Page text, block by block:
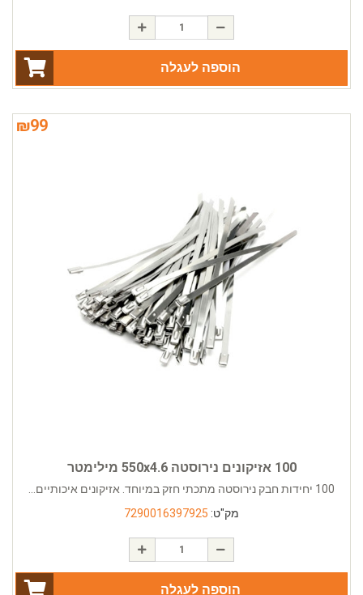
הוספה לעגלה
₪99
100 אזיקונים נירוסטה 550x4.6 מילימטר
100 יחידות חבק נירוסטה מתכתי חזק במיוחד. אזיקונים איכותיים...
מק"ט: 7290016397925
הוספה לעגלה